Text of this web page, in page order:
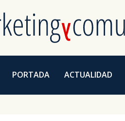
PORTADA ACTUALIDAD